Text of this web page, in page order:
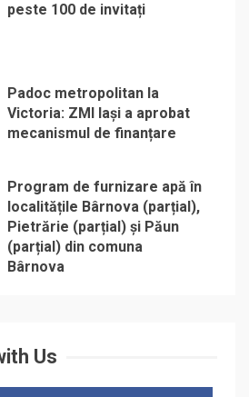
peste 100 de invitați
Padoc metropolitan la
Victoria: ZMI Iași a aprobat
mecanismul de finanțare
Program de furnizare apă în
localitățile Bârnova (parțial),
Pietrărie (parțial) și Păun
(parțial) din comuna
Bârnova
Us